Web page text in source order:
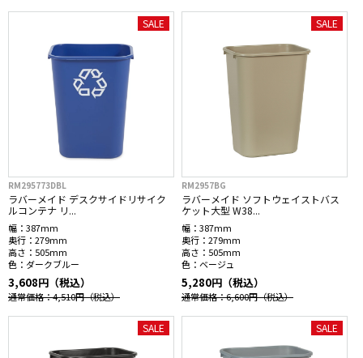
SALE
RM295773DBL
ラバーメイド デスクサイドリサイク
ルコンテナ リ...
幅： 387mm
奥行： 279mm
高さ： 505mm
色： ダークブルー
3,608円（税込）
通常価格：4,510円（税込）
SALE
RM2957BG
ラバーメイド ソフトウェイストバス
ケット大型 W38...
幅： 387mm
奥行： 279mm
高さ： 505mm
色： ベージュ
5,280円（税込）
通常価格：6,600円（税込）
SALE SALE